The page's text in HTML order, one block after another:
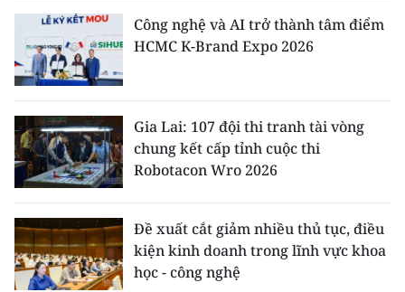
Công nghệ và AI trở thành tâm điểm
HCMC K-Brand Expo 2026
Gia Lai: 107 đội thi tranh tài vòng
chung kết cấp tỉnh cuộc thi
Robotacon Wro 2026
Đề xuất cắt giảm nhiều thủ tục, điều
kiện kinh doanh trong lĩnh vực khoa
học - công nghệ